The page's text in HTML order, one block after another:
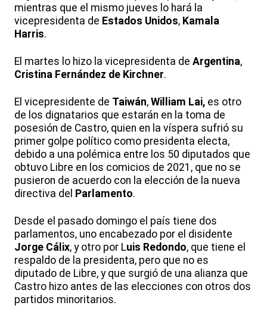
mientras que el mismo jueves lo hará la
vicepresidenta de Estados Unidos, Kamala
Harris.
El martes lo hizo la vicepresidenta de Argentina,
Cristina Fernández de Kirchner.
El vicepresidente de Taiwán, William Lai, es otro
de los dignatarios que estarán en la toma de
posesión de Castro, quien en la víspera sufrió su
primer golpe político como presidenta electa,
debido a una polémica entre los 50 diputados que
obtuvo Libre en los comicios de 2021, que no se
pusieron de acuerdo con la elección de la nueva
directiva del Parlamento.
Desde el pasado domingo el país tiene dos
parlamentos, uno encabezado por el disidente
Jorge Cálix, y otro por Luis Redondo, que tiene el
respaldo de la presidenta, pero que no es
diputado de Libre, y que surgió de una alianza que
Castro hizo antes de las elecciones con otros dos
partidos minoritarios.